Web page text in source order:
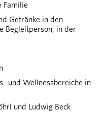
Familie
Getränke in den
Begleitperson, in der
und Wellnessbereiche in
und Ludwig Beck